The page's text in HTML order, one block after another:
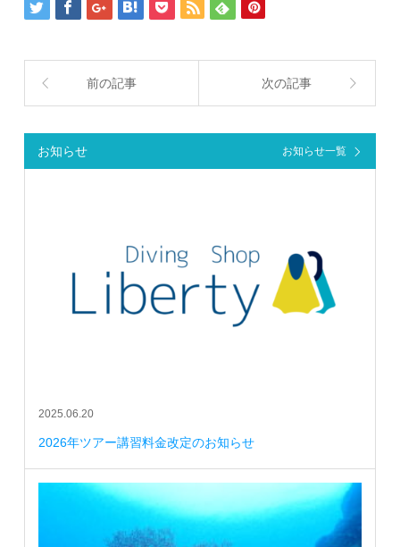
前の記事 次の記事
お知らせ お知らせ一覧
2025.06.20
2026年ツアー講習料金改定のお知らせ